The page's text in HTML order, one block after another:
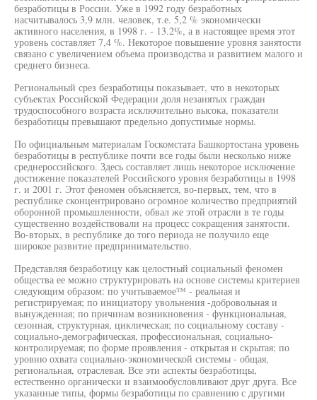
безработицы в России. Уже в 1992 году безработных
насчитывалось 3,9 млн. человек, т.е. 5,2 % экономически
активного населения, в 1998 г. - 13.2%, а в настоящее время этот
уровень составляет 7,4 %. Некоторое повышение уровня занятости
связано с увеличением объема производства и развитием малого и
среднего бизнеса.
Региональный срез безработицы показывает, что в некоторых
субъектах Российской Федерации доля незанятых граждан
трудоспособного возраста исключительно высока, показатели
безработицы превышают предельно допустимые нормы.
По официальным материалам Госкомстата Башкортостана уровень
безработицы в республике почти все годы были несколько ниже
среднероссийского. Здесь составляет лишь некоторое исключение
достижение показателей Российского уровня безработицы в 1998
г. и 2001 г. Этот феномен объясняется, во-первых, тем, что в
республике сконцентрировано огромное количество предприятий
оборонной промышленности, обвал же этой отрасли в те годы
существенно воздействовали на процесс сокращения занятости.
Во-вторых, в республике до того периода не получило еще
широкое развитие предпринимательство.
Представляя безработицу как целостный социальный феномен
общества ее можно структурировать на основе системы критериев
следующим образом: по учитываемое™ - реальная и
регистрируемая; по инициатору увольнения -добровольная и
вынужденная; по причинам возникновения - функциональная,
сезонная, структурная, циклическая; по социальному составу -
социально-демографическая, профессиональная, социально-
контролируемая; по форме проявления - открытая и скрытая; по
уровню охвата социально-экономической системы - общая,
региональная, отраслевая. Все эти аспекты безработицы,
естественно органически и взаимообусловливают друг друга. Все
указанные типы, формы безработицы по сравнению с другими